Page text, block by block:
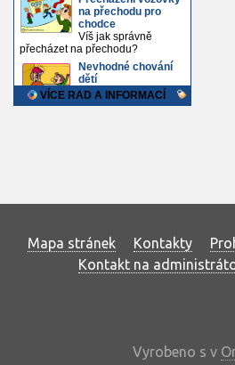
Mapa stránek Kontakty
Kontakt na
Vyrobeno s v